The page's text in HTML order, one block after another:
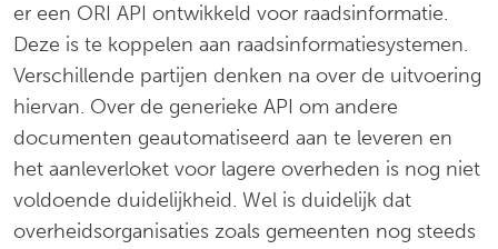
er een ORI API ontwikkeld voor raadsinformatie.
Deze is te koppelen aan raadsinformatiesystemen.
Verschillende partijen denken na over de uitvoering
hiervan. Over de generieke API om andere
documenten geautomatiseerd aan te leveren en
het aanleverloket voor lagere overheden is nog niet
voldoende duidelijkheid. Wel is duidelijk dat
overheidsorganisaties zoals gemeenten nog steeds